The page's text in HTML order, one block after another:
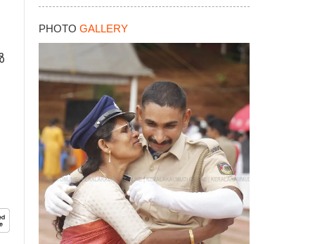
ഭേദഗതി വ്യക്തമാക്കി
PHOTO GALLERY